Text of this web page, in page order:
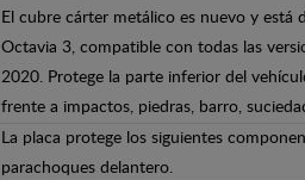
El cubre cárter metálico es nuevo y está
Octavia 3, compatible con todas las
2020. Protege la parte inferior del
frente a impactos, piedras, barro,
La placa protege los siguientes
parachoques delantero.